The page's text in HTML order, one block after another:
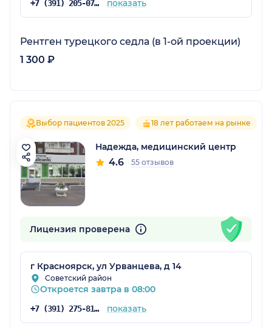
+7 (391) 205-07-48 показать
Рентген турецкого седла (в 1-ой проекции)
1 300 ₽
Выбор пациентов 2025 18 лет работаем на рынке
Надежда, медицинский центр
4.6 55 отзывов
Лицензия проверена
г Красноярск, ул Урванцева, д 14
Советский район
Откроется завтра в 08:00
+7 (391) 275-81-01 показать